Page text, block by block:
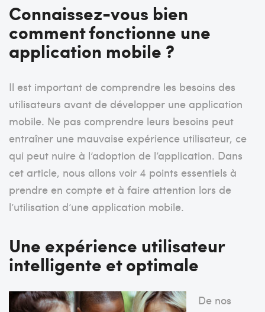
Connaissez-vous bien
comment fonctionne une
application mobile ?
Il est important de comprendre les besoins des
utilisateurs avant de développer une application
mobile. Ne pas comprendre leurs besoins peut
entraîner une mauvaise expérience utilisateur, ce
qui peut nuire à l’adoption de l’application. Dans
cet article, nous allons voir 4 points essentiels à
prendre en compte et à faire attention lors de
l’utilisation d’une application mobile.
Une expérience utilisateur
intelligente et optimale
De nos